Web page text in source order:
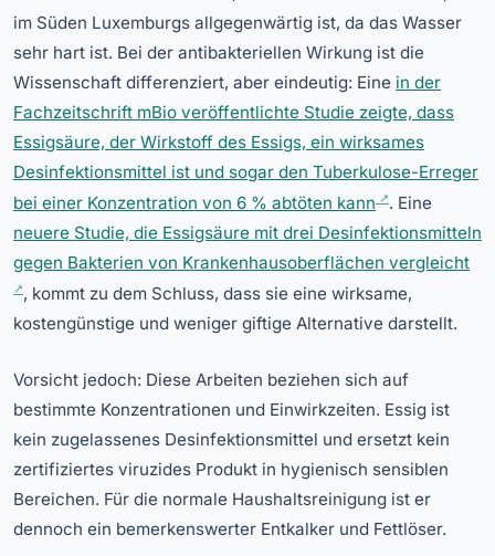
im Süden Luxemburgs allgegenwärtig ist, da das Wasser
sehr hart ist. Bei der antibakteriellen Wirkung ist die
Wissenschaft differenziert, aber eindeutig: Eine in der
Fachzeitschrift mBio veröffentlichte Studie zeigte, dass
Essigsäure, der Wirkstoff des Essigs, ein wirksames
Desinfektionsmittel ist und sogar den Tuberkulose-Erreger
bei einer Konzentration von 6 % abtöten kann
. Eine
neuere Studie, die Essigsäure mit drei Desinfektionsmitteln
gegen Bakterien von Krankenhausoberflächen vergleicht
, kommt zu dem Schluss, dass sie eine wirksame,
kostengünstige und weniger giftige Alternative darstellt.
Vorsicht jedoch: Diese Arbeiten beziehen sich auf
bestimmte Konzentrationen und Einwirkzeiten. Essig ist
kein zugelassenes Desinfektionsmittel und ersetzt kein
zertifiziertes viruzides Produkt in hygienisch sensiblen
Bereichen. Für die normale Haushaltsreinigung ist er
dennoch ein bemerkenswerter Entkalker und Fettlöser.